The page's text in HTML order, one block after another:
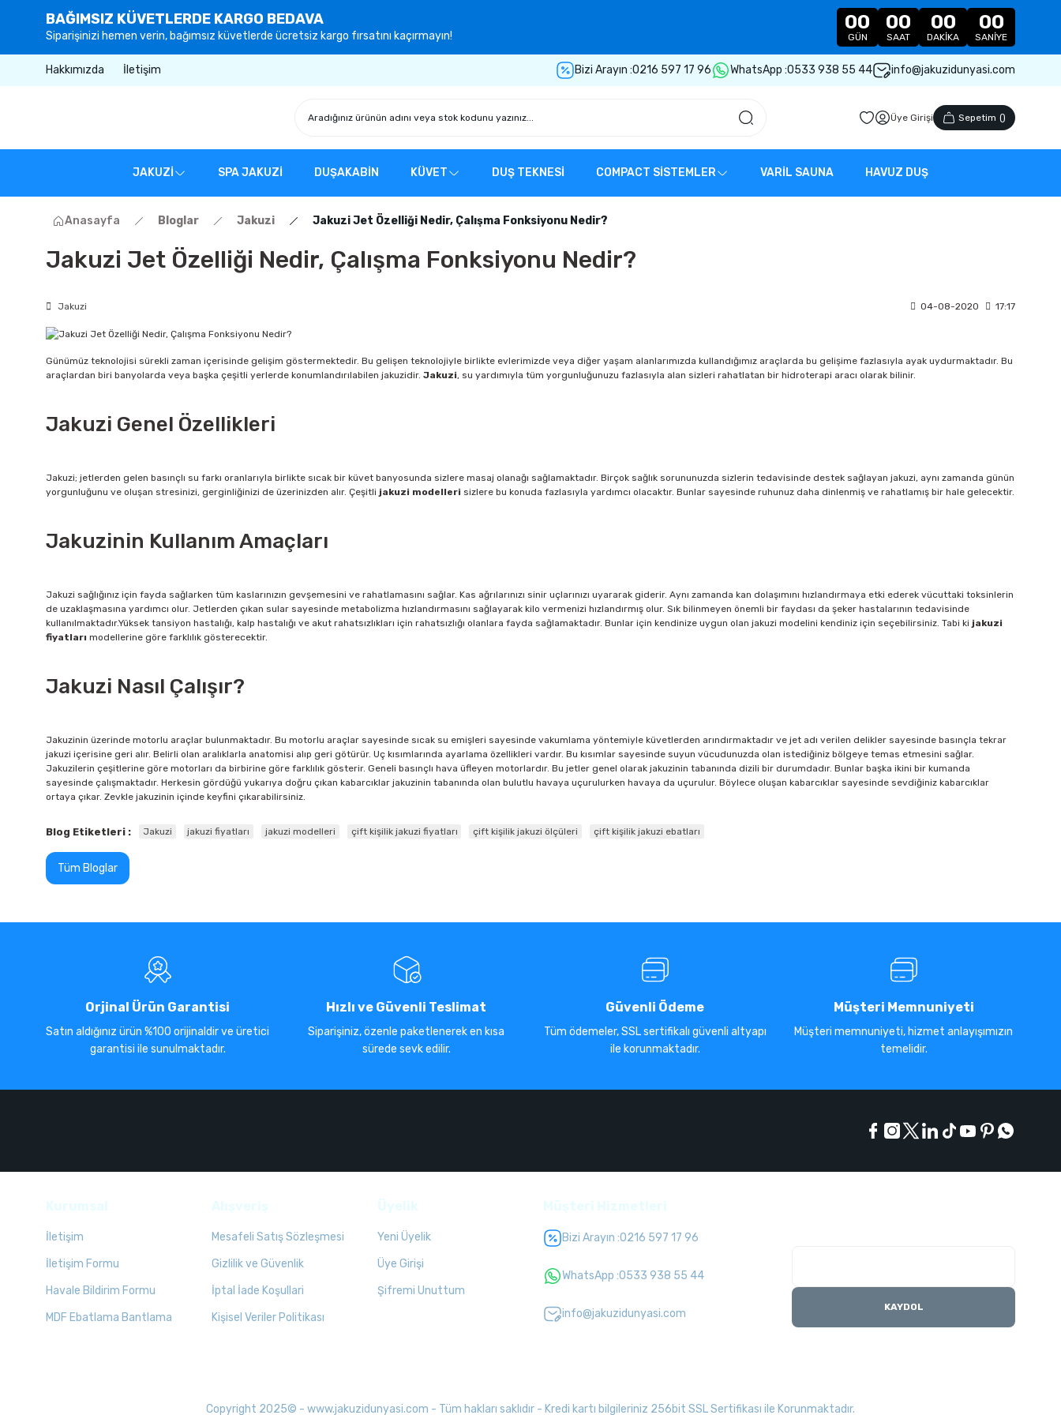
BAĞIMSIZ KÜVETLERDE KARGO BEDAVA
Siparişinizi hemen verin, bağımsız küvetlerde ücretsiz kargo fırsatını kaçırmayın!
00
GÜN
00
SAAT
00
DAKIKA
00
SANIYE
Hakkımızda İletişim Bizi Arayın :0216 597 17 96 WhatsApp :0533 938 55 44 info@jakuzidunyasi.com
Üye Girişi Sepetim ()
JAKUZİ SPA JAKUZİ DUŞAKABİN KÜVET DUŞ TEKNESİ COMPACT SİSTEMLER VARİL SAUNA HAVUZ DUŞ
Anasayfa Bloglar Jakuzi Jakuzi Jet Özelliği Nedir, Çalışma Fonksiyonu Nedir?
Jakuzi Jet Özelliği Nedir, Çalışma Fonksiyonu Nedir?
Jakuzi 04-08-2020 17:17
Günümüz teknolojisi sürekli zaman içerisinde gelişim göstermektedir. Bu gelişen teknolojiyle birlikte evlerimizde veya diğer yaşam alanlarımızda kullandığımız araçlarda bu gelişime fazlasıyla ayak uydurmaktadır. Bu
araçlardan biri banyolarda veya başka çeşitli yerlerde konumlandırılabilen jakuzidir. Jakuzi, su yardımıyla tüm yorgunluğunuzu fazlasıyla alan sizleri rahatlatan bir hidroterapi aracı olarak bilinir.
Jakuzi Genel Özellikleri
Jakuzi; jetlerden gelen basınçlı su farkı oranlarıyla birlikte sıcak bir küvet banyosunda sizlere masaj olanağı sağlamaktadır. Birçok sağlık sorununuzda sizlerin tedavisinde destek sağlayan jakuzi, aynı zamanda günün
yorgunluğunu ve oluşan stresinizi, gerginliğinizi de üzerinizden alır. Çeşitli jakuzi modelleri sizlere bu konuda fazlasıyla yardımcı olacaktır. Bunlar sayesinde ruhunuz daha dinlenmiş ve rahatlamış bir hale gelecektir.
Jakuzinin Kullanım Amaçları
Jakuzi sağlığınız için fayda sağlarken tüm kaslarınızın gevşemesini ve rahatlamasını sağlar. Kas ağrılarınızı sinir uçlarınızı uyararak giderir. Aynı zamanda kan dolaşımını hızlandırmaya etki ederek vücuttaki toksinlerin
de uzaklaşmasına yardımcı olur. Jetlerden çıkan sular sayesinde metabolizma hızlandırmasını sağlayarak kilo vermenizi hızlandırmış olur. Sık bilinmeyen önemli bir faydası da şeker hastalarının tedavisinde
kullanılmaktadır.Yüksek tansiyon hastalığı, kalp hastalığı ve akut rahatsızlıkları için rahatsızlığı olanlara fayda sağlamaktadır. Bunlar için kendinize uygun olan jakuzi modelini kendiniz için seçebilirsiniz. Tabi ki jakuzi
fiyatları modellerine göre farklılık gösterecektir.
Jakuzi Nasıl Çalışır?
Jakuzinin üzerinde motorlu araçlar bulunmaktadır. Bu motorlu araçlar sayesinde sıcak su emişleri sayesinde vakumlama yöntemiyle küvetlerden arındırmaktadır ve jet adı verilen delikler sayesinde basınçla tekrar
jakuzi içerisine geri alır. Belirli olan aralıklarla anatomisi alıp geri götürür. Uç kısımlarında ayarlama özellikleri vardır. Bu kısımlar sayesinde suyun vücudunuzda olan istediğiniz bölgeye temas etmesini sağlar.
Jakuzilerin çeşitlerine göre motorları da birbirine göre farklılık gösterir. Geneli basınçlı hava üfleyen motorlardır. Bu jetler genel olarak jakuzinin tabanında dizili bir durumdadır. Bunlar başka ikini bir kumanda
sayesinde çalışmaktadır. Herkesin gördüğü yukarıya doğru çıkan kabarcıklar jakuzinin tabanında olan bulutlu havaya uçurulurken havaya da uçurulur. Böylece oluşan kabarcıklar sayesinde sevdiğiniz kabarcıklar
ortaya çıkar. Zevkle jakuzinin içinde keyfini çıkarabilirsiniz.
Blog Etiketleri : Jakuzi jakuzi fiyatları jakuzi modelleri çift kişilik jakuzi fiyatları çift kişilik jakuzi ölçüleri çift kişilik jakuzi ebatları
Tüm Bloglar
Orjinal Ürün Garantisi
Satın aldığınız ürün %100 orijinaldir ve üretici
garantisi ile sunulmaktadır.
Hızlı ve Güvenli Teslimat
Siparişiniz, özenle paketlenerek en kısa
sürede sevk edilir.
Güvenli Ödeme
Tüm ödemeler, SSL sertifikalı güvenli altyapı
ile korunmaktadır.
Müşteri Memnuniyeti
Müşteri memnuniyeti, hizmet anlayışımızın
temelidir.
İletişim
İletişim Formu
Havale Bildirim Formu
MDF Ebatlama Bantlama
Mesafeli Satış Sözleşmesi
Gizlilik ve Güvenlik
İptal İade Koşullari
Kişisel Veriler Politikası
Yeni Üyelik
Üye Girişi
Şifremi Unuttum
Bizi Arayın :0216 597 17 96
WhatsApp :0533 938 55 44
info@jakuzidunyasi.com KAYDOL
Copyright 2025© - www.jakuzidunyasi.com - Tüm hakları saklıdır - Kredi kartı bilgileriniz 256bit SSL Sertifikası ile Korunmaktadır.